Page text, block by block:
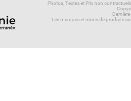
Photos, Textes et Prix non
Les marques et noms de produits